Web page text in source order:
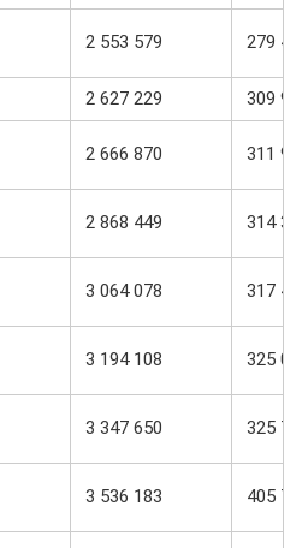
2 553 579 279 408
2 627 229
309 957
2 666 870 311 954
2 868 449 314 302
3 064 078 317 421
3 194 108 325 000
3 347 650 325 780
3 536 183 405 746